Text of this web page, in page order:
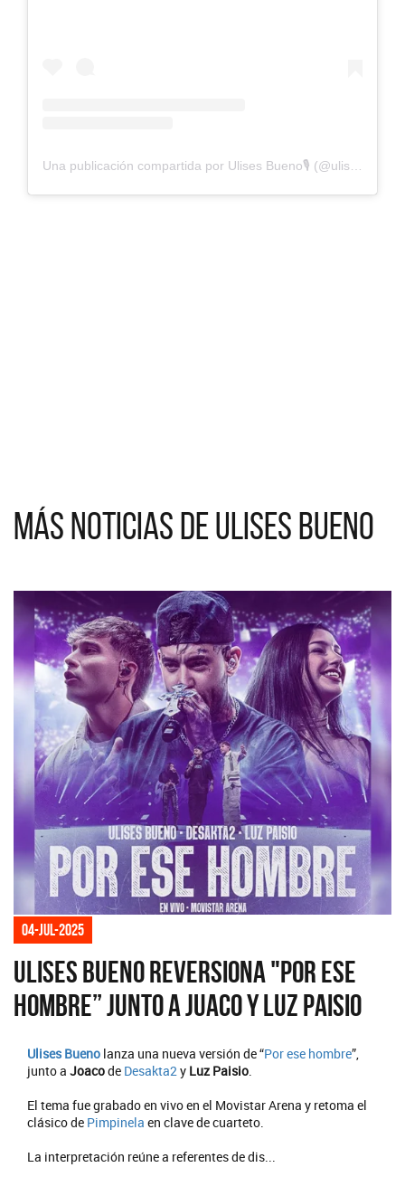
Una publicación compartida por Ulises Bueno🎙 (@ulisesbuenosoy)
Más noticias de Ulises Bueno
04-jul-2025
Ulises Bueno reversiona "Por ese
hombre” junto a Juaco y Luz Paisio
Ulises Bueno lanza una nueva versión de “Por ese hombre”,
junto a Joacode Desakta2y Luz Paisio.
El tema fue grabado en vivo en el Movistar Arena y retoma el
clásico de Pimpinela en clave de cuarteto.
La interpretación reúne a referentes de dis...